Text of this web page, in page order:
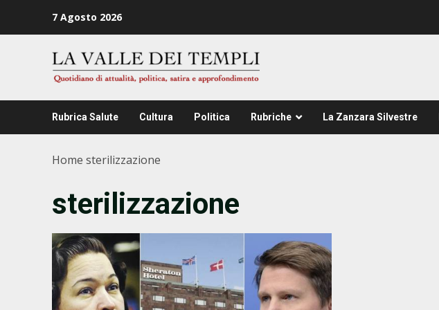
7 Agosto 2026
Rubrica Salute Cultura Politica Rubriche La Zanzara Silvestre
Home sterilizzazione
sterilizzazione